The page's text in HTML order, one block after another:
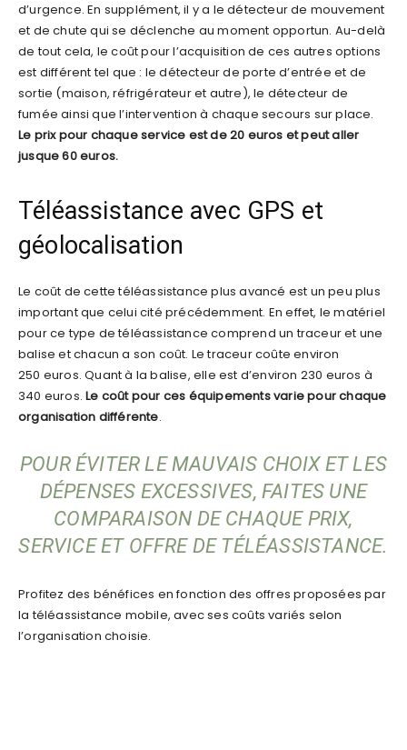
d’urgence. En supplément, il y a le détecteur de mouvement
et de chute qui se déclenche au moment opportun. Au-delà
de tout cela, le coût pour l’acquisition de ces autres options
est différent tel que : le détecteur de porte d’entrée et de
sortie (maison, réfrigérateur et autre), le détecteur de
fumée ainsi que l’intervention à chaque secours sur place.
Le prix pour chaque service est de 20 euros et peut aller
jusque 60 euros.
Téléassistance avec GPS et
géolocalisation
Le coût de cette téléassistance plus avancé est un peu plus
important que celui cité précédemment. En effet, le matériel
pour ce type de téléassistance comprend un traceur et une
balise et chacun a son coût. Le traceur coûte environ
250 euros. Quant à la balise, elle est d’environ 230 euros à
340 euros. Le coût pour ces équipements varie pour chaque
organisation différente.
POUR ÉVITER LE MAUVAIS CHOIX ET LES
DÉPENSES EXCESSIVES, FAITES UNE
COMPARAISON DE CHAQUE PRIX,
SERVICE ET OFFRE DE TÉLÉASSISTANCE.
Profitez des bénéfices en fonction des offres proposées par
la téléassistance mobile, avec ses coûts variés selon
l’organisation choisie.